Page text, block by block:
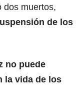
dos muertos,
de los
no puede
la vida de los